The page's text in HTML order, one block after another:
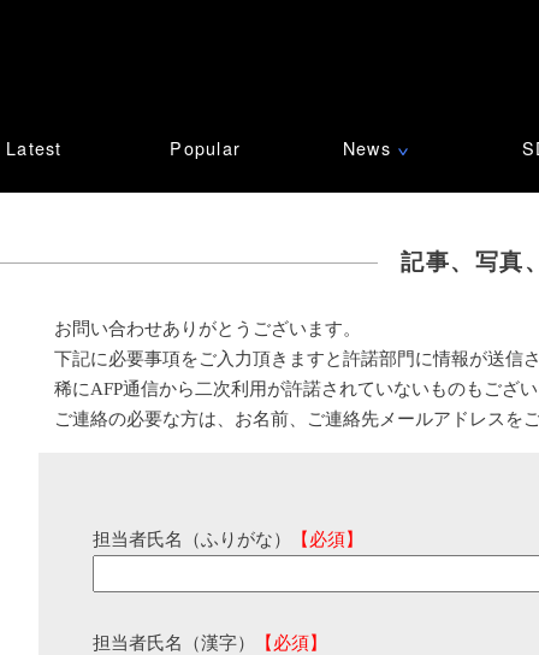
Latest Popular News ∨
記事、写真
お問い合わせありがとうございます。
下記に必要事項をご入力頂きますと許諾部門に情報が送信
稀にAFP通信から二次利用が許諾されていないものもござ
ご連絡の必要な方は、お名前、ご連絡先メールアドレスを
担当者氏名（ふりがな） 【必須】
担当者氏名（漢字） 【必須】